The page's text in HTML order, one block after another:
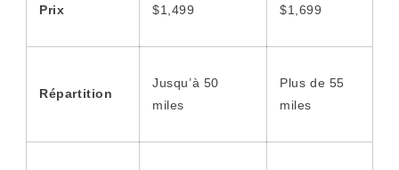
Prix $1,499 $1,699
Répartition
Jusqu’à 50
miles
Plus de 55
miles